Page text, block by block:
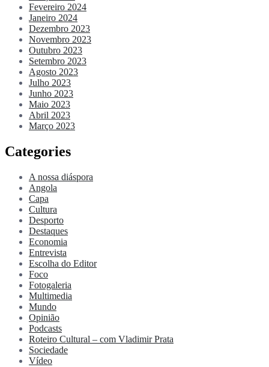
Fevereiro 2024
Janeiro 2024
Dezembro 2023
Novembro 2023
Outubro 2023
Setembro 2023
Agosto 2023
Julho 2023
Junho 2023
Maio 2023
Abril 2023
Março 2023
Categories
A nossa diáspora
Angola
Capa
Cultura
Desporto
Destaques
Economia
Entrevista
Escolha do Editor
Foco
Fotogaleria
Multimedia
Mundo
Opinião
Podcasts
Roteiro Cultural – com Vladimir Prata
Sociedade
Vídeo